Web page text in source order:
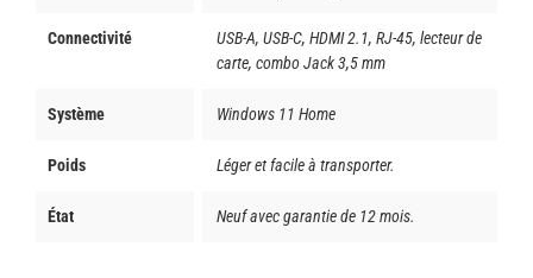
Connectivité
USB-A, USB-C, HDMI 2.1, RJ-45, lecteur de
carte, combo Jack 3,5 mm
Système Windows 11 Home
Poids Léger et facile à transporter.
État Neuf avec garantie de 12 mois.